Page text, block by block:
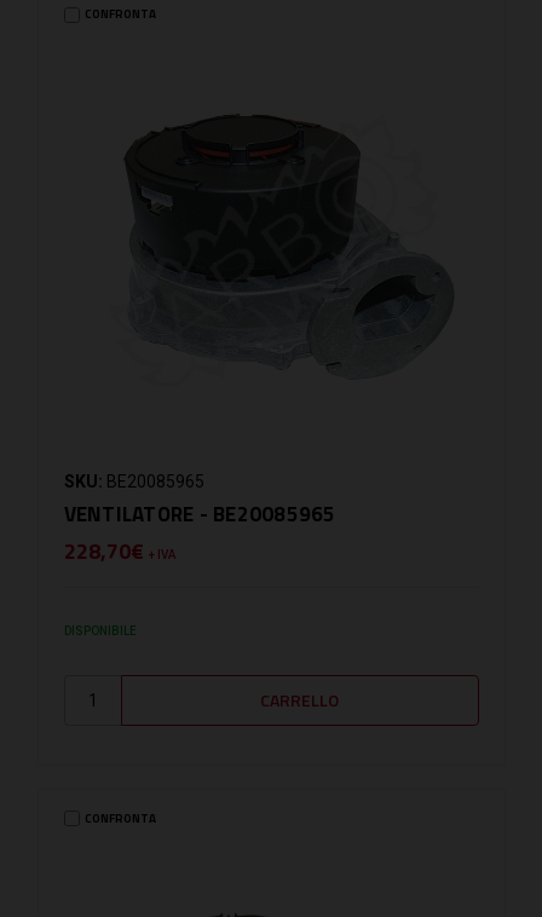
CONFRONTA
SKU: BE20085965
VENTILATORE - BE20085965
228,70€ + IVA
DISPONIBILE
CONFRONTA